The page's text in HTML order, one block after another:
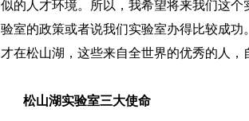
似的人才环境。所以，我希望将来我们这
验室的政策或者说我们实验室办得比较成
才在松山湖，这些来自全世界的优秀的人，
松山湖实验室三大使命